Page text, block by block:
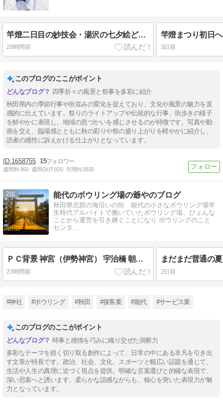
竿燈二日目の妙技会・湯沢の七夕絵どうろうまつりへ
29時間前
竿燈まつり初日へ
3日前
このブログのここがポイント
四季折々の風景と祭事を多彩に紹介
秋田県内の季節行事や街並みの変化を捉えており、文化や風景の魅力を直
感的に伝えています。祭りのライトアップや伝統的な行事、街歩きの様子
を鮮やかに表現し、地域の息づかいを感じさせるのが特徴です。写真や動
画を交え、臨場感とともに秋の彩りや祭の盛り上がりを軽やかに紹介し、
読者の感性に訴えかける仕上がりとなっています。
1658755 15
週間IN:850 週間OUT:920 月間IN:3820
2 能代のボウリング場の爺やのブログ
秋田県北部の海沿いの街 能代の小さなボウリング場学
生時代アルバイトで働いていたボウリング場、ひょんな
ことから運営を引き継ぐことになり ボウリングのこと
センタ…
ＰＣ背景 神宮（伊勢神宮） 宇治橋 朝日 ご家族連れ 放課後クラブ 明日から11時開店 12日（水）はお休みです 長時間勤務
23時間前 2日前
#神社 #ボウリング #秋田 #接客業 #能代 #サービス業
このブログのここがポイント
時事と感情を巧みに織り交ぜた洞察力
多彩なテーマを鋭く切り取る創作によって、日常の中にある非凡を引き出
す文章が特長です。政治、社会、文化、スポーツと幅広い話題を通じて、
生活や人生の真理に近づく視点を提供。明確な言葉選びと的確な表現で、
深い思索へと誘います。柔らかな語感ながらも、核心を突いた表現力が魅
力となっています。